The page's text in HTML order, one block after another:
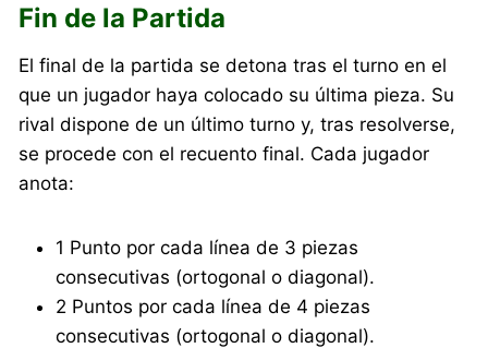
Fin de la Partida
El final de la partida se detona tras el turno en el
que un jugador haya colocado su última pieza. Su
rival dispone de un último turno y, tras resolverse,
se procede con el recuento final. Cada jugador
anota:
1 Punto por cada línea de 3 piezas
consecutivas (ortogonal o diagonal).
2 Puntos por cada línea de 4 piezas
consecutivas (ortogonal o diagonal).